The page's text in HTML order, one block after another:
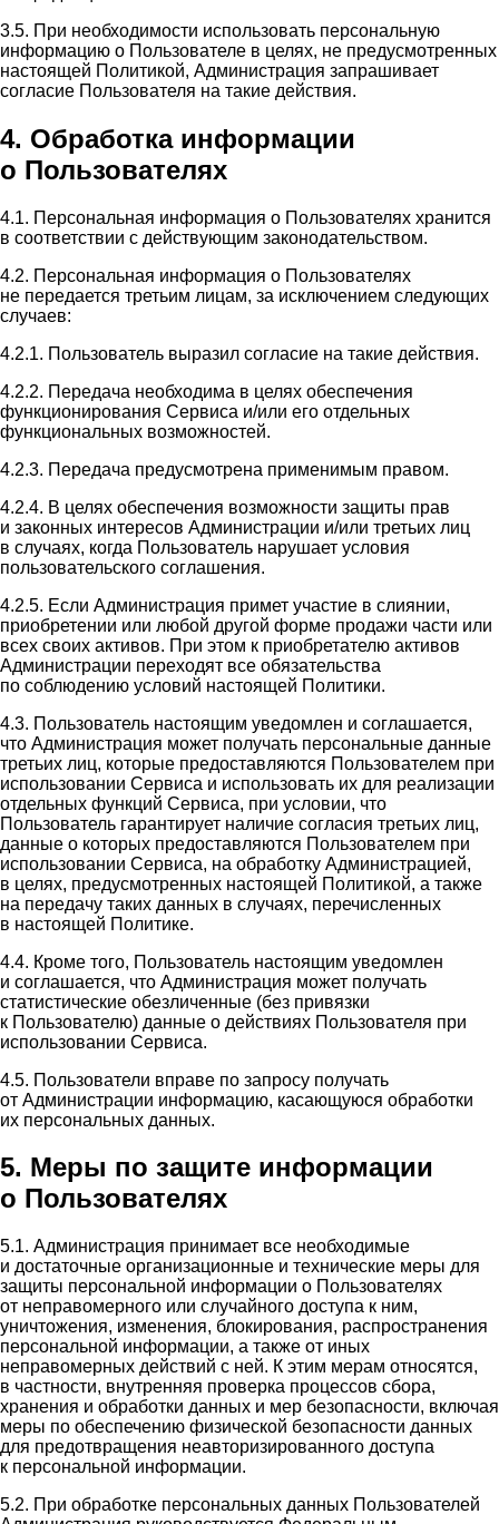
3.5. При необходимости использовать персональную
информацию о Пользователе в целях, не предусмотренных
настоящей Политикой, Администрация запрашивает
согласие Пользователя на такие действия.
4. Обработка информации
о Пользователях
4.1. Персональная информация о Пользователях хранится
в соответствии с действующим законодательством.
4.2. Персональная информация о Пользователях
не передается третьим лицам, за исключением следующих
случаев:
4.2.1. Пользователь выразил согласие на такие действия.
4.2.2. Передача необходима в целях обеспечения
функционирования Сервиса и/или его отдельных
функциональных возможностей.
4.2.3. Передача предусмотрена применимым правом.
4.2.4. В целях обеспечения возможности защиты прав
и законных интересов Администрации и/или третьих лиц
в случаях, когда Пользователь нарушает условия
пользовательского соглашения.
4.2.5. Если Администрация примет участие в слиянии,
приобретении или любой другой форме продажи части или
всех своих активов. При этом к приобретателю активов
Администрации переходят все обязательства
по соблюдению условий настоящей Политики.
4.3. Пользователь настоящим уведомлен и соглашается,
что Администрация может получать персональные данные
третьих лиц, которые предоставляются Пользователем при
использовании Сервиса и использовать их для реализации
отдельных функций Сервиса, при условии, что
Пользователь гарантирует наличие согласия третьих лиц,
данные о которых предоставляются Пользователем при
использовании Сервиса, на обработку Администрацией,
в целях, предусмотренных настоящей Политикой, а также
на передачу таких данных в случаях, перечисленных
в настоящей Политике.
4.4. Кроме того, Пользователь настоящим уведомлен
и соглашается, что Администрация может получать
статистические обезличенные (без привязки
к Пользователю) данные о действиях Пользователя при
использовании Сервиса.
4.5. Пользователи вправе по запросу получать
от Администрации информацию, касающуюся обработки
их персональных данных.
5. Меры по защите информации
о Пользователях
5.1. Администрация принимает все необходимые
и достаточные организационные и технические меры для
защиты персональной информации о Пользователях
от неправомерного или случайного доступа к ним,
уничтожения, изменения, блокирования, распространения
персональной информации, а также от иных
неправомерных действий с ней. К этим мерам относятся,
в частности, внутренняя проверка процессов сбора,
хранения и обработки данных и мер безопасности, включая
меры по обеспечению физической безопасности данных
для предотвращения неавторизированного доступа
к персональной информации.
5.2. При обработке персональных данных Пользователей